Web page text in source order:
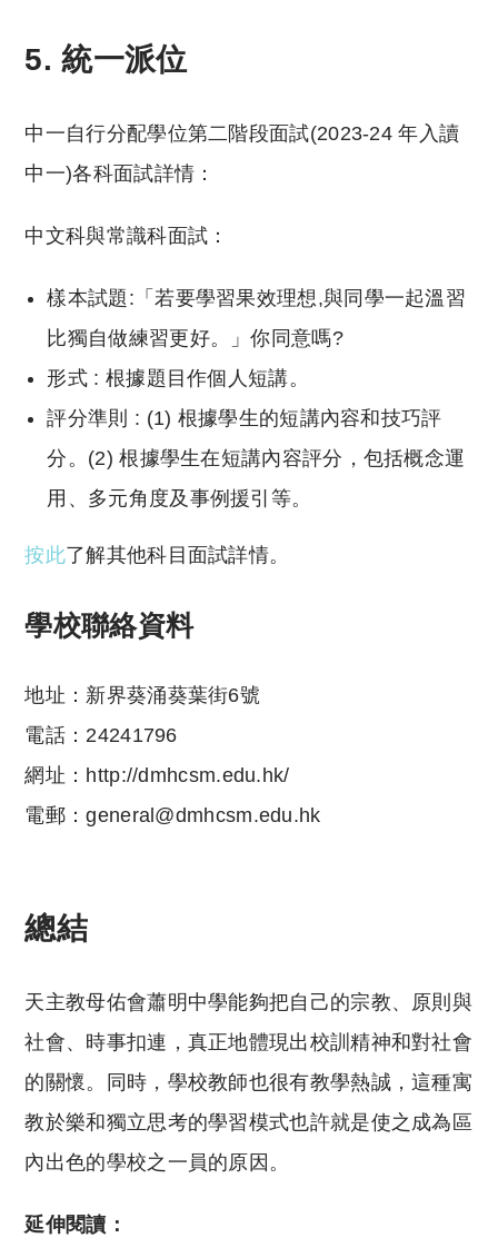
5.統一派位
中一自行分配學位第二階段面試(2023-24 年入讀
中一)各科面試詳情：
中文科與常識科面試：
樣本試題:「若要學習果效理想,與同學一起溫習
比獨自做練習更好。」你同意嗎?
形式 : 根據題目作個人短講。
評分準則 : (1) 根據學生的短講內容和技巧評
分。(2) 根據學生在短講內容評分，包括概念運
用、多元角度及事例援引等。
按此了解其他科目面試詳情。
學校聯絡資料
地址：新界葵涌葵葉街6號
電話：24241796
網址：http://dmhcsm.edu.hk/
電郵：general@dmhcsm.edu.hk
總結
天主教母佑會蕭明中學能夠把自己的宗教、原則與
社會、時事扣連，真正地體現出校訓精神和對社會
的關懷。同時，學校教師也很有教學熱誠，這種寓
教於樂和獨立思考的學習模式也許就是使之成為區
內出色的學校之一員的原因。
延伸閱讀：